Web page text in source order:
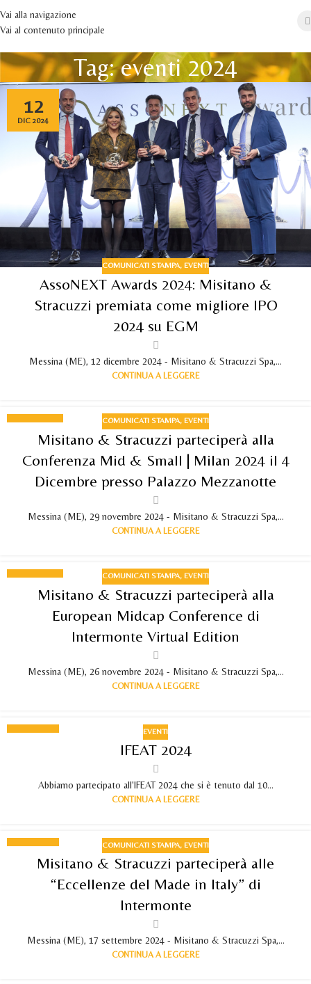
Vai alla navigazione
Vai al contenuto principale
Tag: eventi 2024
12
DIC 2024
COMUNICATI STAMPA, EVENTI
AssoNEXT Awards 2024: Misitano &
Stracuzzi premiata come migliore IPO
2024 su EGM
Messina (ME), 12 dicembre 2024 - Misitano & Stracuzzi Spa,...
CONTINUA A LEGGERE
29
NOV 2024
COMUNICATI STAMPA, EVENTI
Misitano & Stracuzzi parteciperà alla
Conferenza Mid & Small | Milan 2024 il 4
Dicembre presso Palazzo Mezzanotte
Messina (ME), 29 novembre 2024 - Misitano & Stracuzzi Spa,...
CONTINUA A LEGGERE
26
NOV 2024
COMUNICATI STAMPA, EVENTI
Misitano & Stracuzzi parteciperà alla
European Midcap Conference di
Intermonte Virtual Edition
Messina (ME), 26 novembre 2024 - Misitano & Stracuzzi Spa,...
CONTINUA A LEGGERE
EVENTI
IFEAT 2024
Abbiamo partecipato all'IFEAT 2024 che si è tenuto dal 10...
CONTINUA A LEGGERE
17
SET 2024
COMUNICATI STAMPA, EVENTI
Misitano & Stracuzzi parteciperà alle
“Eccellenze del Made in Italy” di
Intermonte
Messina (ME), 17 settembre 2024 - Misitano & Stracuzzi Spa,...
CONTINUA A LEGGERE